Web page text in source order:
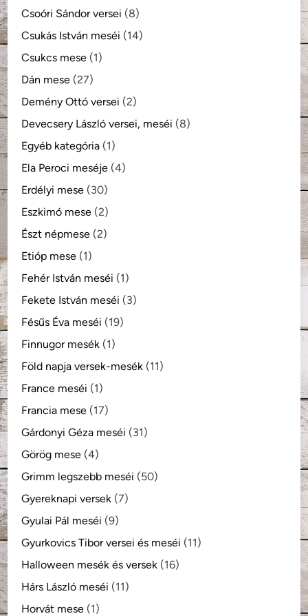
Csoóri Sándor versei (8)
Csukás István meséi (14)
Csukcs mese (1)
Dán mese (27)
Demény Ottó versei (2)
Devecsery László versei, meséi (8)
Egyéb kategória (1)
Ela Peroci meséje (4)
Erdélyi mese (30)
Eszkimó mese (2)
Észt népmese (2)
Etióp mese (1)
Fehér István meséi (1)
Fekete István meséi (3)
Fésűs Éva meséi (19)
Finnugor mesék (1)
Föld napja versek-mesék (11)
France meséi (1)
Francia mese (17)
Gárdonyi Géza meséi (31)
Görög mese (4)
Grimm legszebb meséi (50)
Gyereknapi versek (7)
Gyulai Pál meséi (9)
Gyurkovics Tibor versei és meséi (11)
Halloween mesék és versek (16)
Hárs László meséi (11)
Horvát mese (1)